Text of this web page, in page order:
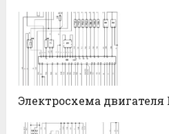
Электросхема двигателя